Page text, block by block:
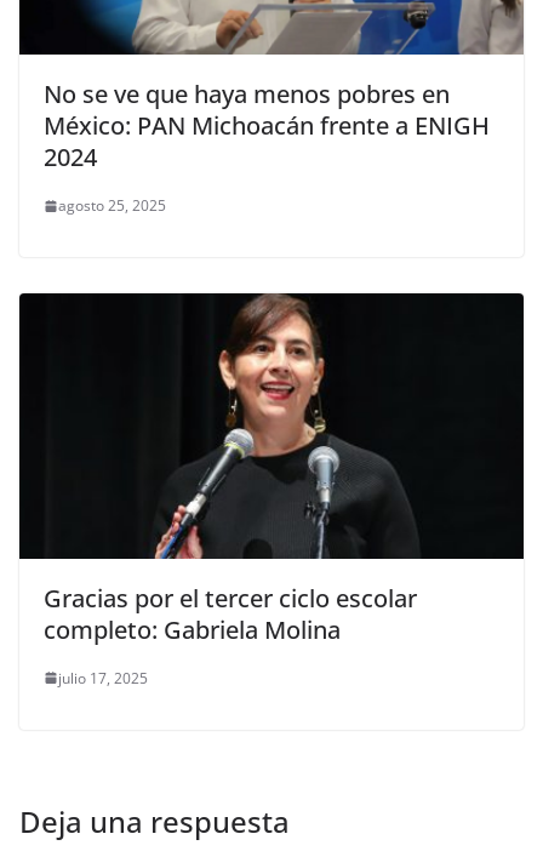
No se ve que haya menos pobres en
México: PAN Michoacán frente a ENIGH
2024
agosto 25, 2025
Gracias por el tercer ciclo escolar
completo: Gabriela Molina
julio 17, 2025
Deja una respuesta